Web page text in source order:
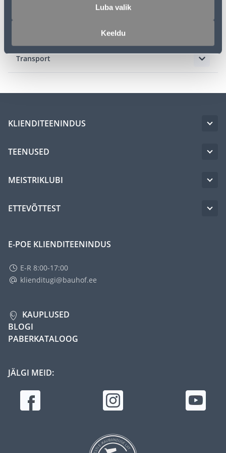
Luba valik
Keeldu
Transport
KLIENDITEENINDUS
TEENUSED
MEISTRIKLUBI
ETTEVÕTTEST
E-POE KLIENDITEENINDUS
E-R 8:00-17:00
klienditugi@bauhof.ee
KAUPLUSED
BLOGI
PABERKATALOOG
JÄLGI MEID: